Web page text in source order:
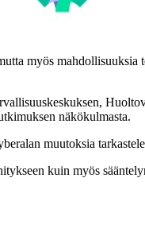
myös
näkökulmasta.
muutoksia
kuin myös